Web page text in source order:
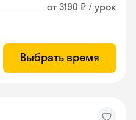
от 3190 ₽ / урок
Выбрать время